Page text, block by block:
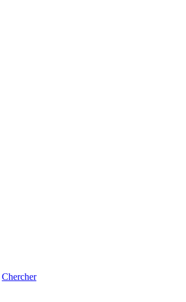
Chercher